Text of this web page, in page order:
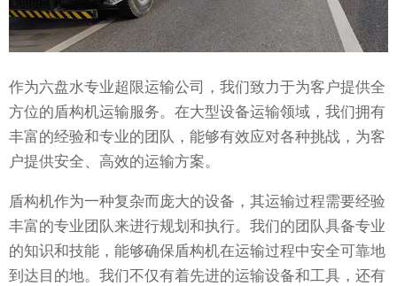
作为六盘水专业超限运输公司，我们致力于为客户提供全
方位的盾构机运输服务。在大型设备运输领域，我们拥有
丰富的经验和专业的团队，能够有效应对各种挑战，为客
户提供安全、高效的运输方案。
盾构机作为一种复杂而庞大的设备，其运输过程需要经验
丰富的专业团队来进行规划和执行。我们的团队具备专业
的知识和技能，能够确保盾构机在运输过程中安全可靠地
到达目的地。我们不仅有着先进的运输设备和工具，还有